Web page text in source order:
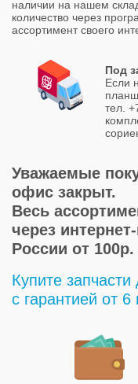
наличии на нашем
количество через
ассортимент своего
Под
Если
тел.
Уважаемые
офис закрыт.
Весь
через
России от 100р.
Купите
с гарантией от 6